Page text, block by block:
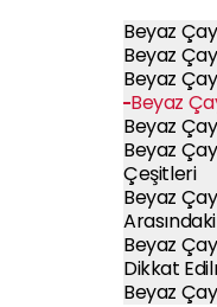
Beyaz
Beyaz
Beyaz
Beyaz
Beyaz
Beyaz
Çeşitleri
Beyaz
Beyaz
Dikkat
Beyaz